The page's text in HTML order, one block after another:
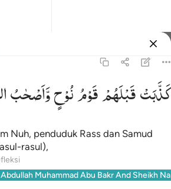
كذبت قبلهم قوم نوح
كَذَّبَتْ قَبْلَهُمْ قَوْمُ نُوحٍۢ
كَذَّبَتْقَبْلَهُمْقَوْمُنُوْحٍوَّاَصْحٰبُ
Nuh, penduduk Rass dan Samud
rasul),
Abdullah Muhammad Abu Bakr And Sheikh